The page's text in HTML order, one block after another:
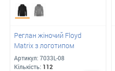
Реглан жіночий Floyd
Matrix з логотипом
Артикул: 7033L-08
Кількість: 112